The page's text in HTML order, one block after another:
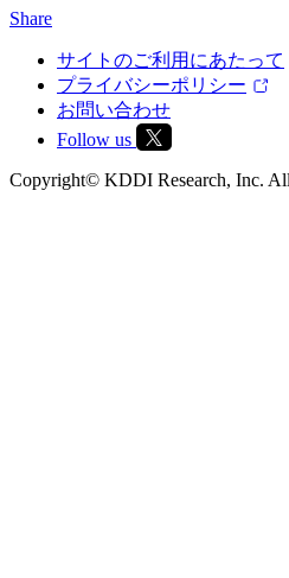
Share
サイトのご利用にあたって
プライバシーポリシー
お問い合わせ
Follow us
Copyright© KDDI Research, Inc.